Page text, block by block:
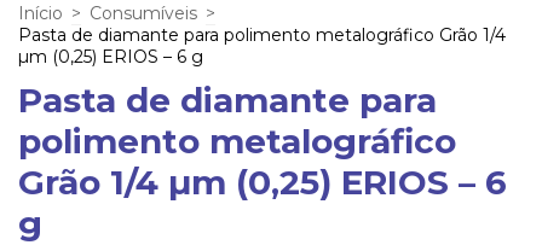
Início > Consumíveis >
Pasta de diamante para polimento metalográfico Grão 1/4
µm (0,25) ERIOS – 6 g
Pasta de diamante para
polimento metalográfico
Grão 1/4 µm (0,25) ERIOS – 6
g